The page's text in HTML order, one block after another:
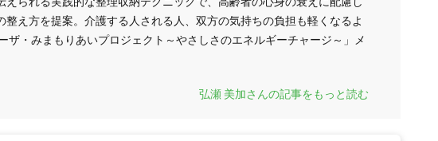
整え方を提案。介護する人される人、双方の気持ちの負担も軽くなるよ
ザ・みまもりあいプロジェクト～やさしさのエネルギーチャージ～」メ
弘瀬 美加さんの記事をもっと読む